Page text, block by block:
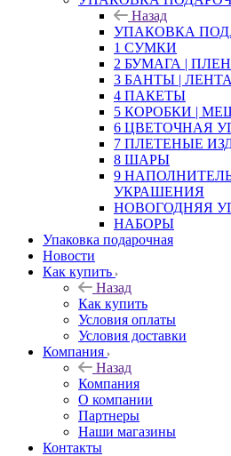
Назад
УПАКОВКА
1 СУМКИ
2 БУМАГА |
3 БАНТЫ |
4 ПАКЕТЫ
5 КОРОБКИ |
6 ЦВЕТОЧНАЯ
7 ПЛЕТЕНЫЕ
8 ШАРЫ
9
УКРАШЕНИЯ
НОВОГОДНЯЯ
НАБОРЫ
Упаковка подарочная
Новости
Как купить
Назад
Как купить
Условия оплаты
Условия доставки
Компания
Назад
Компания
О компании
Партнеры
Наши магазины
Контакты